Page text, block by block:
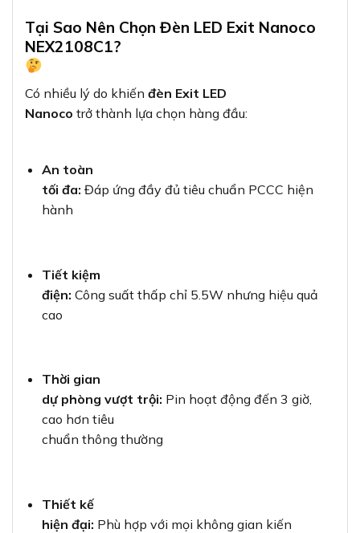
Tại Sao Nên Chọn Đèn LED Exit Nanoco
NEX2108C1?
Có nhiều lý do khiến đèn Exit LED
Nanoco trở thành lựa chọn hàng đầu:
An toàn
tối đa: Đáp ứng đầy đủ tiêu chuẩn PCCC hiện
hành
Tiết kiệm
điện: Công suất thấp chỉ 5.5W nhưng hiệu quả
cao
Thời gian
dự phòng vượt trội: Pin hoạt động đến 3 giờ,
cao hơn tiêu
chuẩn thông thường
Thiết kế
hiện đại: Phù hợp với mọi không gian kiến